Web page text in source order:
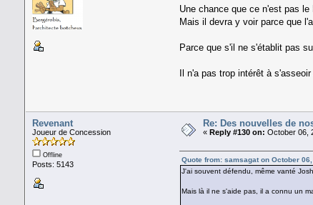
Une chance que ce n'est pas
Mais il devra y voir parce que
Parce que s'il ne s'établit pas
Il n'a pas trop intérêt à
Revenant
Joueur de Concession
Offline
Posts: 5143
Re: Des nouvelles de
« Reply #130 on: October 06,
Quote from: samsagat on October
J'ai souvent défendu, même vanté
Mais là il ne s'aide pas, il a connu un